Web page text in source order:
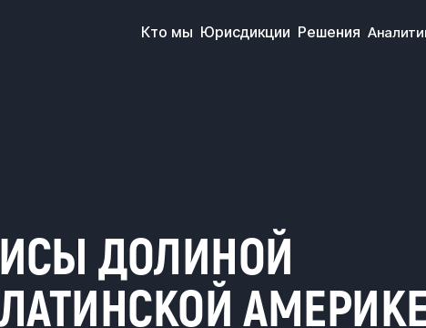
Кто мы Юрисдикции Решения
ДОЛИНОЙ